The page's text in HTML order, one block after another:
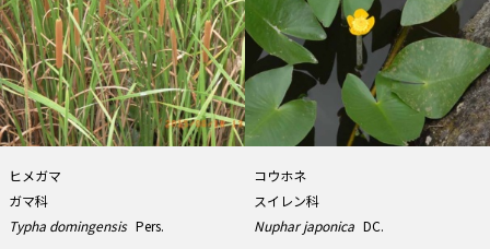
ヒメガマ
ガマ科
Typha domingensis Pers.
コウホネ
スイレン科
Nuphar japonica DC.